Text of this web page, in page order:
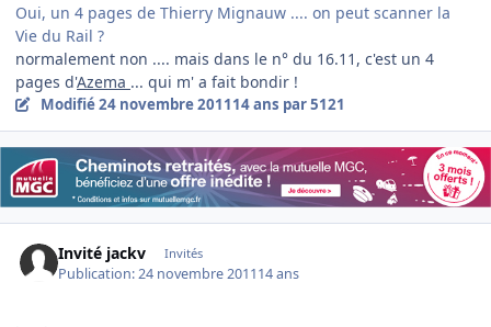
Oui, un 4 pages de Thierry Mignauw .... on peut scanner la
Vie du Rail ?
normalement non .... mais dans le n° du 16.11, c'est un 4
pages d'Azema ... qui m' a fait bondir !
Modifié24 novembre 201114 ans par 5121
Invité jackv Invités
Publication:24 novembre 201114 ans